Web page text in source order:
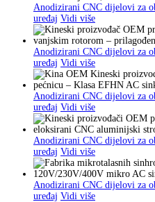
Anodizirani CNC dijelovi za
uređaj Vidi više
Anodizirani CNC dijelovi za
uređaj Vidi više
Anodizirani CNC dijelovi za
uređaj Vidi više
Anodizirani CNC dijelovi za
uređaj Vidi više
Anodizirani CNC dijelovi za
uređaj Vidi više